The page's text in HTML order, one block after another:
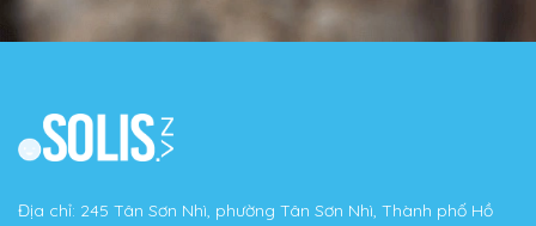
Địa chỉ: 245 Tân Sơn Nhì, phường Tân Sơn Nhì, Thành phố Hồ